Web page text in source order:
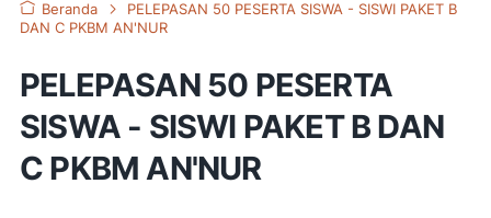
Beranda
PELEPASAN 50 PESERTA SISWA - SISWI PAKET B
DAN C PKBM AN'NUR
PELEPASAN 50 PESERTA
SISWA - SISWI PAKET B DAN
C PKBM AN'NUR